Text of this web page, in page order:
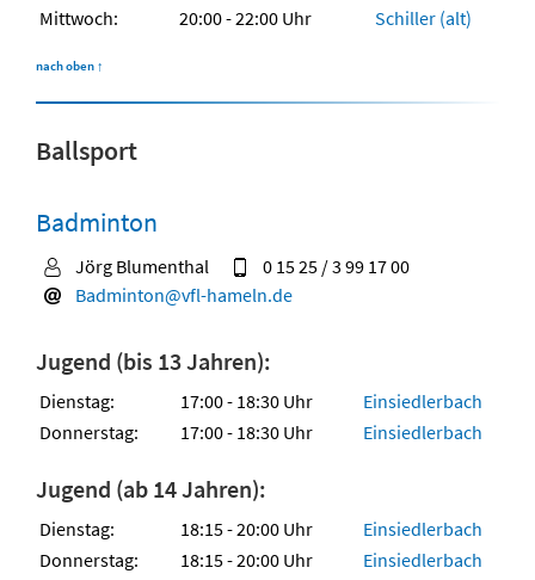
Mittwoch:
20:00 - 22:00 Uhr Schiller (alt)
nach oben ↑
Ballsport
Badminton
Jörg Blumenthal
0 15 25 / 3 99 17 00
Badminton@vfl-hameln.de
Jugend (bis 13 Jahren):
Dienstag: 17:00 - 18:30 Uhr
Einsiedlerbach
Donnerstag:
17:00 - 18:30 Uhr Einsiedlerbach
Jugend (ab 14 Jahren):
Dienstag: 18:15 - 20:00 Uhr
Einsiedlerbach
Donnerstag:
18:15 - 20:00 Uhr Einsiedlerbach